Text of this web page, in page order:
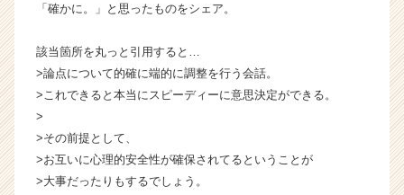
ャ
成
長
企
業
ス
カ
「確かに。」と思ったものをシェア。
該当箇所を丸っと引用すると…
>論点について的確に端的に調整を行う会話。
>これできると本当にスピーディーに意思決定ができる。
>
>その前提として、
>お互いに心理的安全性が確保されてるということが
>大事だったりもするでしょう。